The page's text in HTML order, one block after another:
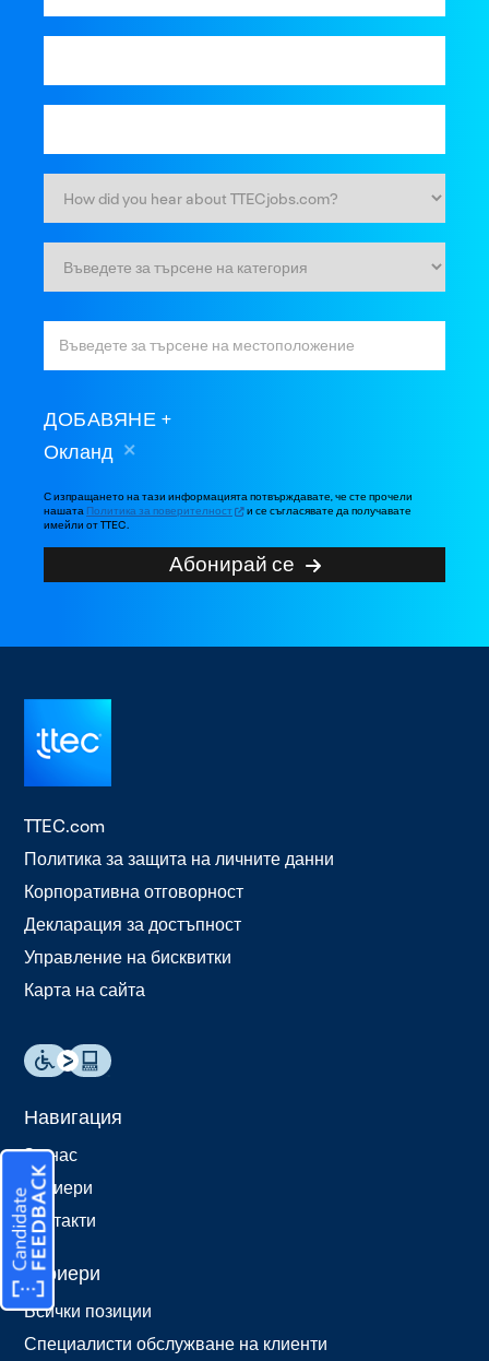
ДОБАВЯНЕ
Окланд
С изпращането на тази информацията потвърждавате, че сте прочели
нашата Политика за поверителност
и се съгласявате да получавате
имейли от TTEC.
Абонирай се
TTEC.com
Политика за защита на личните данни
Корпоративна отговорност
Декларация за достъпност
Управление на бисквитки
Карта на сайта
Навигация
За нас
Кариери
Контакти
Кариери
Всички позиции
Специалисти обслужване на клиенти